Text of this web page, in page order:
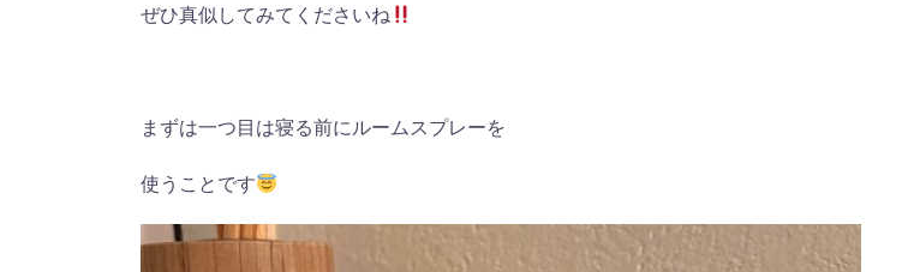
ぜひ真似してみてくださいね
まずは一つ目は寝る前にルームスプレーを
使うことです